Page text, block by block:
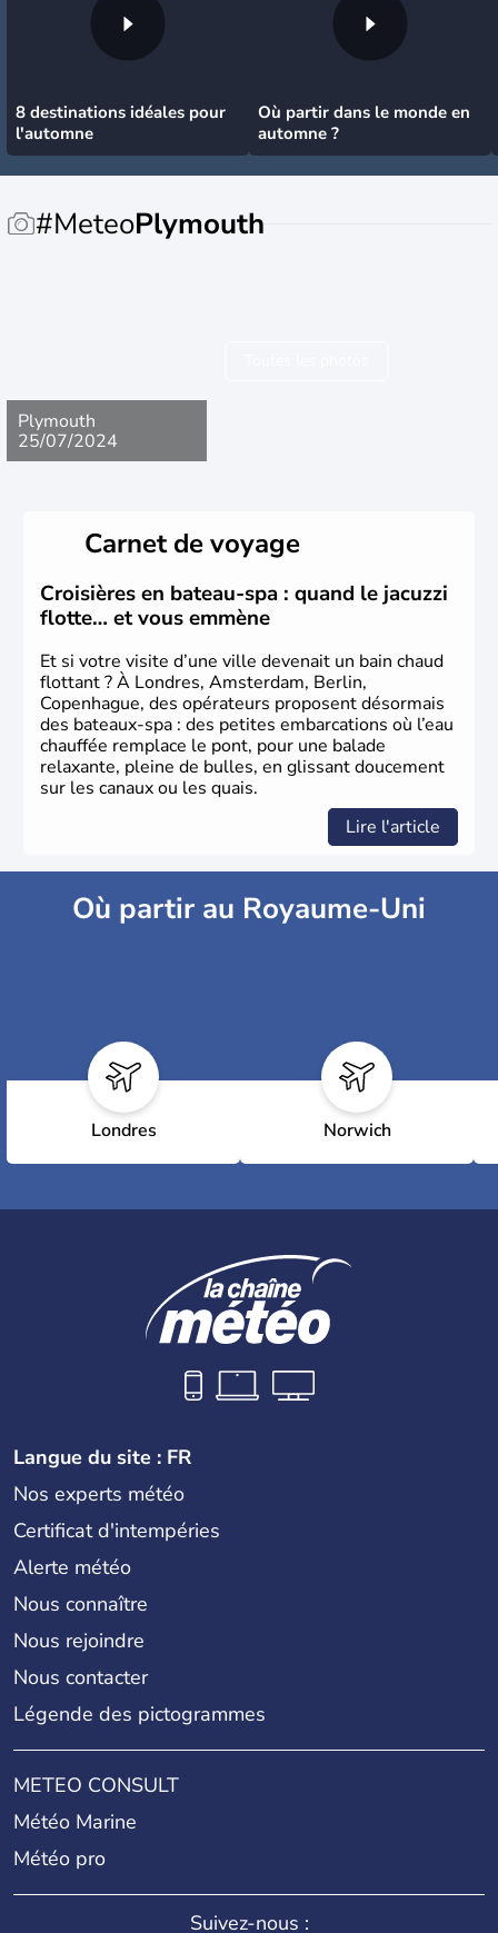
8 destinations idéales pour
l'automne
Où partir dans le monde en
automne ?
#MeteoPlymouth
Plymouth
25/07/2024
Carnet de voyage
Croisières en bateau-spa : quand le jacuzzi
flotte… et vous emmène
Et si votre visite d’une ville devenait un bain chaud
flottant ? À Londres, Amsterdam, Berlin,
Copenhague, des opérateurs proposent désormais
des bateaux-spa : des petites embarcations où l’eau
chauffée remplace le pont, pour une balade
relaxante, pleine de bulles, en glissant doucement
sur les canaux ou les quais.
Lire l'article
Où partir au Royaume-Uni
Londres Norwich
Langue du site : FR
Nos experts météo
Certificat d'intempéries
Alerte météo
Nous connaître
Nous rejoindre
Nous contacter
Légende des pictogrammes
METEO CONSULT
Météo Marine
Météo pro
Suivez-nous :